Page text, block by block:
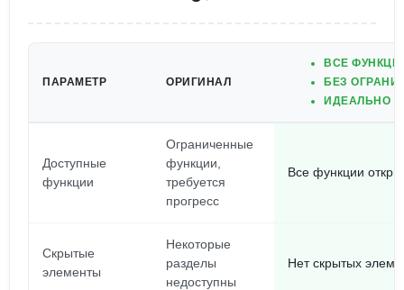
ПАРАМЕТР ОРИГИНАЛ
ВСЕ
БЕЗ
ИДЕАЛЬНО
Доступные
функции
Ограниченные
функции,
требуется
прогресс
Все функции
Скрытые
элементы
Некоторые
разделы
недоступны
Нет скрытых